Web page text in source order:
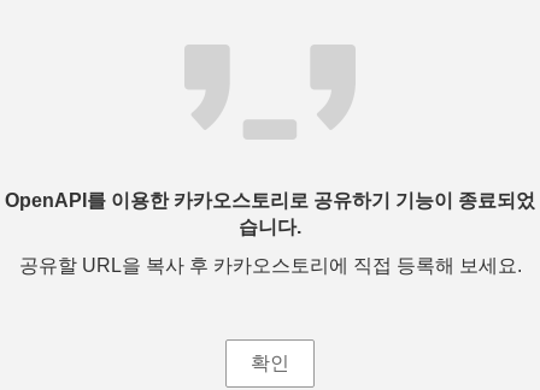
OpenAPI를 이용한 카카오스토리로 공유하기 기능이 종료되었
습니다.
공유할 URL을 복사 후 카카오스토리에 직접 등록해 보세요.
확인